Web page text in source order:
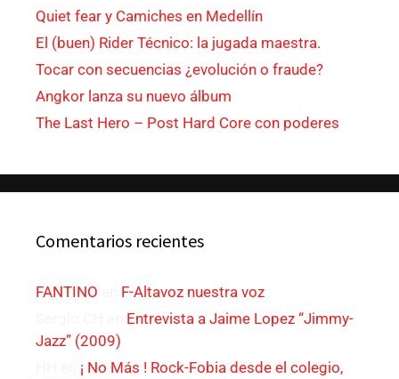
Quiet fear y Camiches en Medellín
El (buen) Rider Técnico: la jugada maestra.
Tocar con secuencias ¿evolución o fraude?
Angkor lanza su nuevo álbum
The Last Hero – Post Hard Core con poderes
Comentarios recientes
FANTINO
F-Altavoz nuestra voz
Entrevista a Jaime Lopez “Jimmy-
Jazz” (2009)
¡ No Más ! Rock-Fobia desde el colegio,